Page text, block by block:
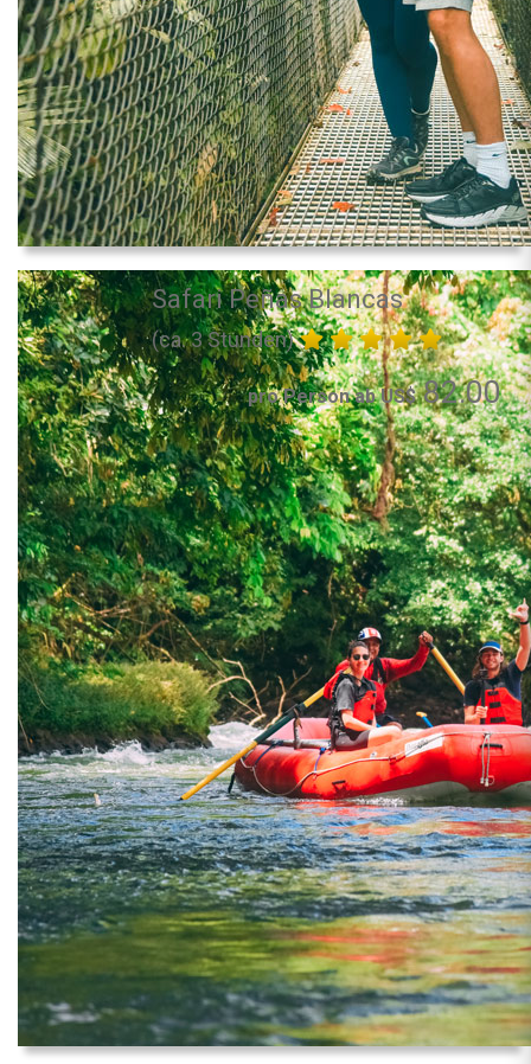
Safari Peñas Blancas
(ca. 3 Stunden)
pro Person ab US$82.00